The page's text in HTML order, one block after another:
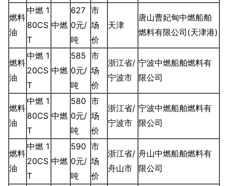
燃料
油
中燃 1
80CS
T
中燃
627
0元/
吨
市
场
价
天津
唐山曹妃甸中燃船舶
燃料有限公司(天津港)
燃料
油
中燃 1
20CS
T
中燃
585
0元/
吨
市
场
价
浙江省/
宁波市
宁波中燃船舶燃料有
限公司
燃料
油
中燃 1
80CS
T
中燃
580
0元/
吨
市
场
价
浙江省/
宁波市
宁波中燃船舶燃料有
限公司
燃料
油
中燃 1
20CS
T
中燃
590
0元/
吨
市
场
价
浙江省/
舟山市
舟山中燃船舶燃料有
限公司